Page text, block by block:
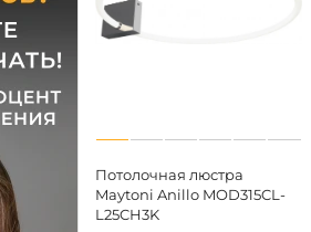
Потолочная люстра
Maytoni Anillo MOD315CL-
L25CH3K